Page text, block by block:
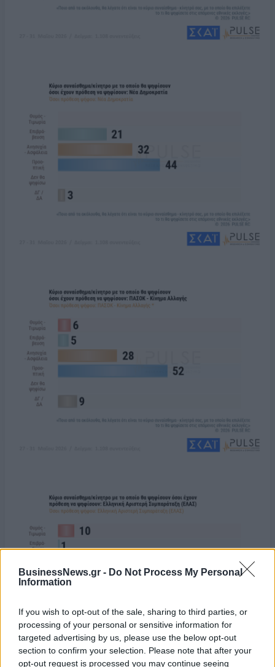
BusinessNews.gr - Do Not Process My Personal
Information
If you wish to opt-out of the sale, sharing to third parties, or
processing of your personal or sensitive information for
targeted advertising by us, please use the below opt-out
section to confirm your selection. Please note that after your
opt-out request is processed you may continue seeing